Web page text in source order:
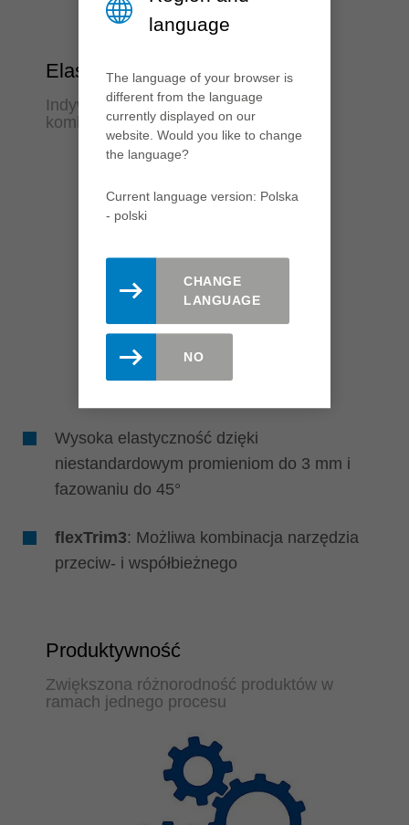
Elastyczność
Indywidualne zastosowanie wielu
kombinacji profili
Wysoka elastyczność dzięki
niestandardowym promieniom do 3 mm i
fazowaniu do 45°
flexTrim3: Możliwa kombinacja narzędzia
przeciw- i współbieżnego
Produktywność
Zwiększona różnorodność produktów w
ramach jednego procesu
language
The language of your browser is
different from the language
currently displayed on our
website. Would you like to change
the language?
Current language version: Polska
- polski
CHANGE
LANGUAGE
NO